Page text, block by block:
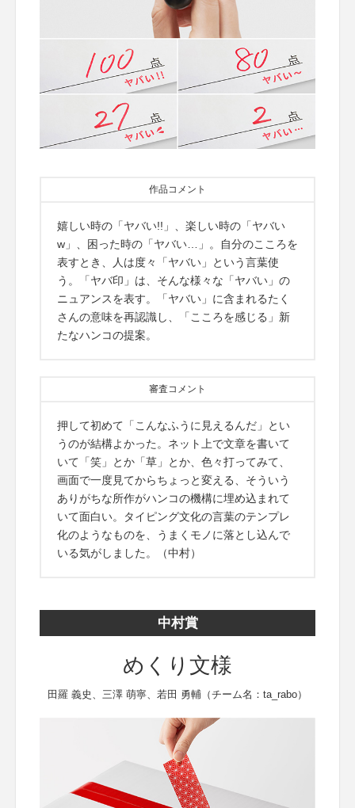
作品コメント
嬉しい時の「ヤバい!!」、楽しい時の「ヤバい
w」、困った時の「ヤバい…」。自分のこころを
表すとき、人は度々「ヤバい」という言葉使
う。「ヤバ印」は、そんな様々な「ヤバい」の
ニュアンスを表す。「ヤバい」に含まれるたく
さんの意味を再認識し、「こころを感じる」新
たなハンコの提案。
審査コメント
押して初めて「こんなふうに見えるんだ」とい
うのが結構よかった。ネット上で文章を書いて
いて「笑」とか「草」とか、色々打ってみて、
画面で一度見てからちょっと変える、そういう
ありがちな所作がハンコの機構に埋め込まれて
いて面白い。タイピング文化の言葉のテンプレ
化のようなものを、うまくモノに落とし込んで
いる気がしました。（中村）
中村賞
めくり文様
田羅 義史、三澤 萌寧、若田 勇輔（チーム名：ta_rabo）